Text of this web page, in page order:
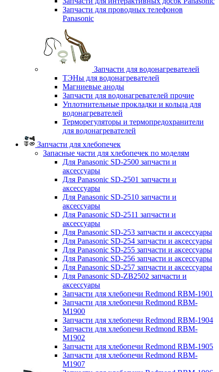
Запчасти для проводных телефонов
Panasonic
Запчасти для водонагревателей
ТЭНы для водонагревателей
Магниевые аноды
Запчасти для водонагревателей прочие
Уплотнительные прокладки и кольца для
водонагревателей
Терморегуляторы и термопредохранители
для водонагревателей
Запчасти для хлебопечек
Запасные части для хлебопечек по моделям
Для Panasonic SD-2500 запчасти и
аксессуары
Для Panasonic SD-2501 запчасти и
аксессуары
Для Panasonic SD-2510 запчасти и
аксессуары
Для Panasonic SD-2511 запчасти и
аксессуары
Для Panasonic SD-253 запчасти и аксессуары
Для Panasonic SD-254 запчасти и аксессуары
Для Panasonic SD-255 запчасти и аксессуары
Для Panasonic SD-256 запчасти и аксессуары
Для Panasonic SD-257 запчасти и аксессуары
Для Panasonic SD-ZB2502 запчасти и
аксессуары
Запчасти для хлебопечи Redmond RBM-1901
Запчасти для хлебопечи Redmond RBM-
M1900
Запчасти для хлебопечи Redmond RBM-1904
Запчасти для хлебопечи Redmond RBM-
M1902
Запчасти для хлебопечи Redmond RBM-1905
Запчасти для хлебопечи Redmond RBM-
M1907